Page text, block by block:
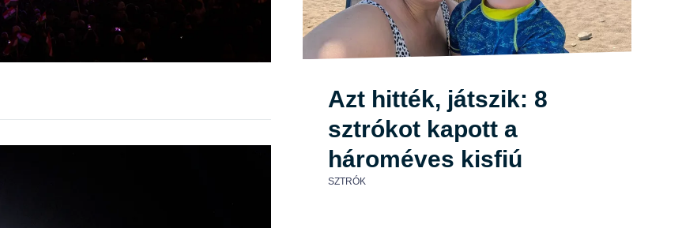
Azt hitték, játszik: 8
sztrókot kapott a
hároméves kisfiú
SZTRÓK